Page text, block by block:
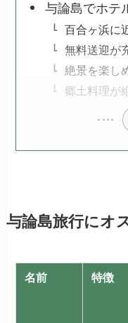
与論島でホテ
百合ヶ浜に
無料送迎が
絶景を楽し
郷土料理が
与論島旅行にオ
名前 特徴